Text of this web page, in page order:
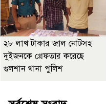
২৮ লাখ টাকার জাল নোটসহ
দুইজনকে গ্রেফতার করেছে
গুলশান থানা পুলিশ